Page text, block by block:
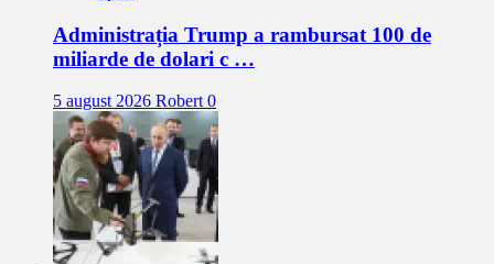
Administrația Trump a rambursat 100 de
miliarde de dolari c …
5 august 2026 Robert 0